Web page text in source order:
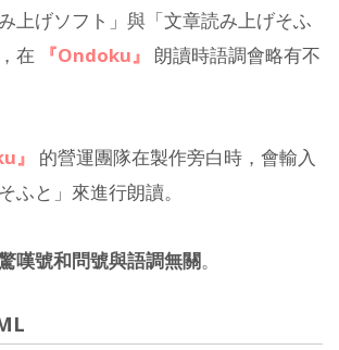
上げソフト」與「文章読み上げそふ
在
『Ondoku』 朗讀時語調會略有不
』
的營運團隊在製作旁白時，會輸入
ふと」來進行朗讀。
嘆號和問號與語調無關。